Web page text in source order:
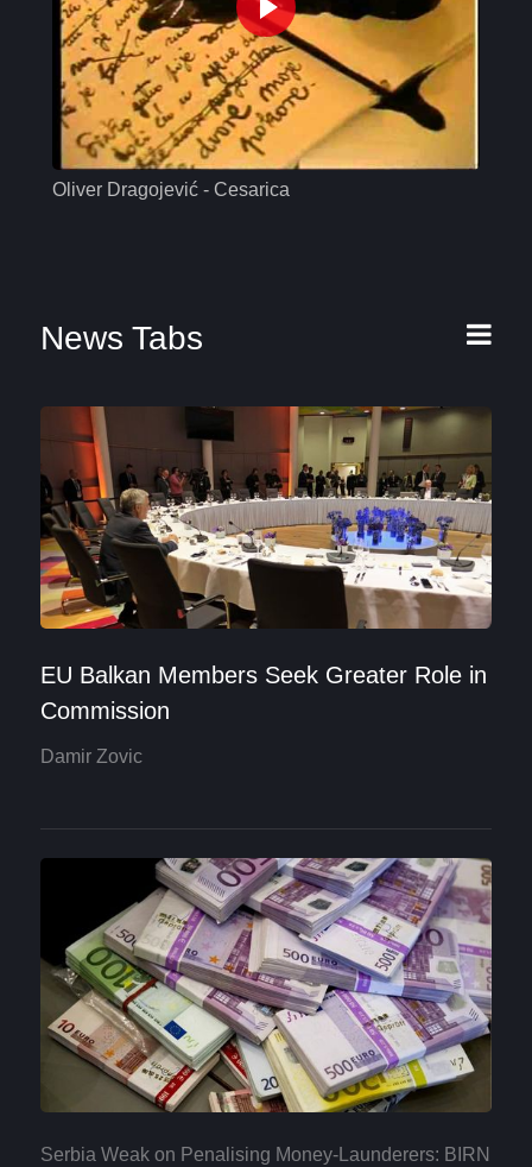
Oliver Dragojević - Cesarica
News Tabs
EU Balkan Members Seek Greater Role in
Commission
Damir Zovic
Serbia Weak on Penalising Money-Launderers: BIRN